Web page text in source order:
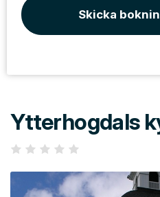
Skicka
Ytterhogdals